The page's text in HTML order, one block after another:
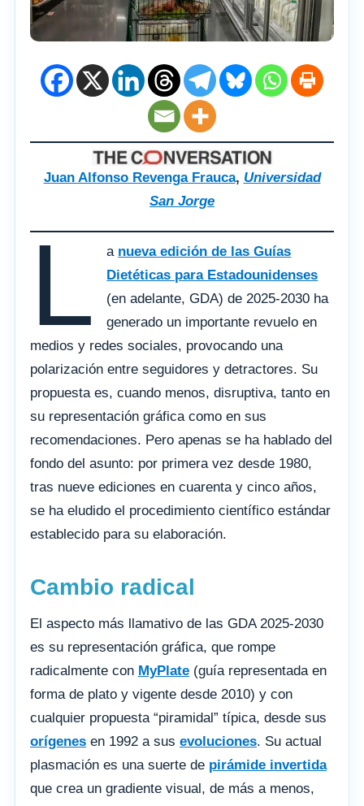
Juan Alfonso Revenga Frauca, Universidad
San Jorge
L a nueva edición de las Guías
Dietéticas para Estadounidenses
(en adelante, GDA) de 2025-2030 ha
generado un importante revuelo en
medios y redes sociales, provocando una
polarización entre seguidores y detractores. Su
propuesta es, cuando menos, disruptiva, tanto en
su representación gráfica como en sus
recomendaciones. Pero apenas se ha hablado del
fondo del asunto: por primera vez desde 1980,
tras nueve ediciones en cuarenta y cinco años,
se ha eludido el procedimiento científico estándar
establecido para su elaboración.
Cambio radical
El aspecto más llamativo de las GDA 2025-2030
es su representación gráfica, que rompe
radicalmente con MyPlate (guía representada en
forma de plato y vigente desde 2010) y con
cualquier propuesta “piramidal” típica, desde sus
orígenes en 1992 a sus evoluciones. Su actual
plasmación es una suerte de pirámide invertida
que crea un gradiente visual, de más a menos,